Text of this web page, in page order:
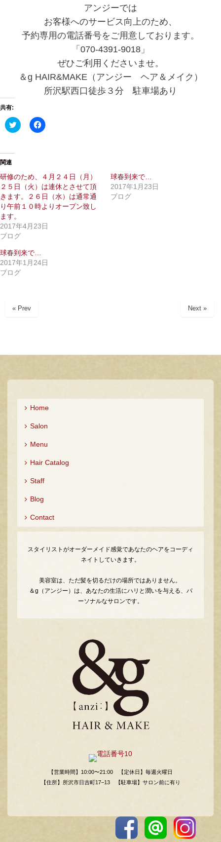
アンジーでは
お客様へのサービス向上のため、
予約専用の電話番号をご用意しております。
「070-4391-9018」
ぜひご利用くださいませ。
＆g HAIR&MAKE（アンジー ヘア＆メイク）
所沢駅西口徒歩３分 駐車場あり
共有:
ク
リ
i
t
t
e
r
で
(
新
し
ウ
ィ
ン
ド
ウ
す
F
a
で
共
有
す
る
に
は
リ
ッ
く
だ
き
関連
研修のため、４月２４日（月）
２５日（火）は連休とさせて頂
きます。２６日（水）は通常通
り午前１０時よりオープン致し
ます。
2017年4月23日
ブログ
球春到来で…
2017年1月23日
ブログ
球春到来で…
2017年1月24日
ブログ
« Prev Next »
Home
Salon
Menu
Hair Catalog
Staff
Blog
Contact
スタイリストがオーダーメイド感覚であなたのヘアをコーディ
ネイトしていきます。
美容室は、ただ髪を切るだけの場所ではありません。
＆g（アンジー）は、あなたの生活にハリと潤いを与える、パ
ーソナルなサロンです。
【営業時間】10:00〜21:00
【定休日】毎週火曜日
【住所】所沢市日吉町17−13
【駐車場】サロン前に有り